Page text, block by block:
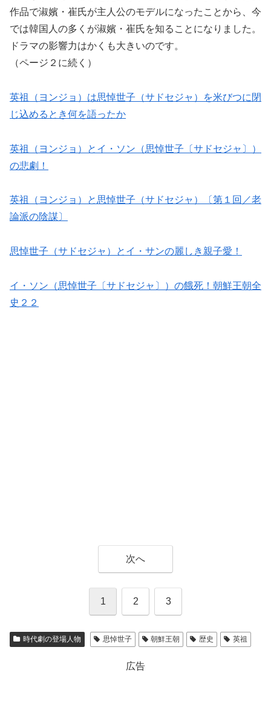
作品で淑嬪・崔氏が主人公のモデルになったことから、今
では韓国人の多くが淑嬪・崔氏を知ることになりました。
ドラマの影響力はかくも大きいのです。
（ページ２に続く）
英祖（ヨンジョ）は思悼世子（サドセジャ）を米びつに閉
じ込めるとき何を語ったか
英祖（ヨンジョ）とイ・ソン（思悼世子〔サドセジャ〕）
の悲劇！
英祖（ヨンジョ）と思悼世子（サドセジャ）〔第１回／老
論派の陰謀〕
思悼世子（サドセジャ）とイ・サンの麗しき親子愛！
イ・ソン（思悼世子〔サドセジャ〕）の餓死！朝鮮王朝全
史２２
次へ
1 2 3
時代劇の登場人物 思悼世子 朝鮮王朝 歴史 英祖
広告